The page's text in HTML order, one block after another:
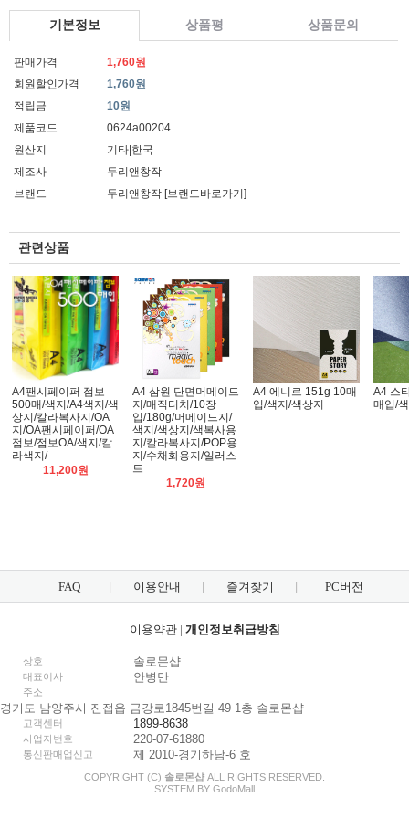
기본정보 상품평 상품문의
판매가격
1,760원
회원할인가격
1,760원
적립금
10원
제품코드
0624a00204
원산지
기타|한국
제조사
두리앤창작
브랜드
두리앤창작 [브랜드바로가기]
관련상품
A4팬시페이퍼 점보
500매/색지/A4색지/색
상지/칼라복사지/OA
지/OA팬시페이퍼/OA
점보/점보OA/색지/칼
라색지/
11,200원
A4 삼원 단면머메이드
지/매직터치/10장
입/180g/머메이드지/
색지/색상지/색복사용
지/칼라복사지/POP용
지/수채화용지/일러스
트
1,720원
A4 에니르 151g 10매
입/색지/색상지
A4 스
매입/
FAQ 이용안내 즐겨찾기 PC버전
이용약관| 개인정보취급방침
상호 솔로몬샵
대표이사 안병만
주소
경기도 남양주시 진접읍 금강로1845번길 49 1층 솔로몬샵
고객센터 1899-8638
사업자번호 220-07-61880
통신판매업신고 제 2010-경기하남-6 호
COPYRIGHT (C) 솔로몬샵 ALL RIGHTS RESERVED.
SYSTEM BY GodoMall